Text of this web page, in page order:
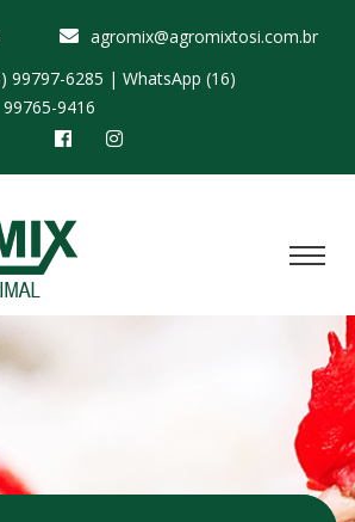
agromix@agromixtosi.com.br
99797-6285 | WhatsApp (16)
99765-9416